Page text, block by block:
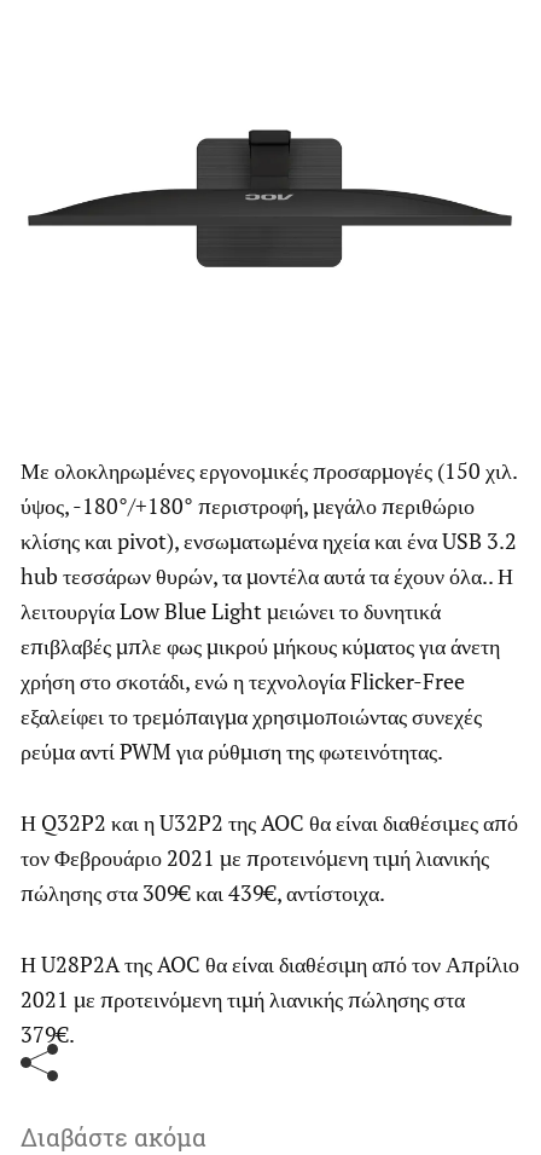
Με ολοκληρωμένες εργονομικές προσαρμογές (150 χιλ.
ύψος, -180°/+180° περιστροφή, μεγάλο περιθώριο
κλίσης και pivot), ενσωματωμένα ηχεία και ένα USB 3.2
hub τεσσάρων θυρών, τα μοντέλα αυτά τα έχουν όλα.. Η
λειτουργία Low Blue Light μειώνει το δυνητικά
επιβλαβές μπλε φως μικρού μήκους κύματος για άνετη
χρήση στο σκοτάδι, ενώ η τεχνολογία Flicker-Free
εξαλείφει το τρεμόπαιγμα χρησιμοποιώντας συνεχές
ρεύμα αντί PWM για ρύθμιση της φωτεινότητας.
Η Q32P2 και η U32P2 της AOC θα είναι διαθέσιμες από
τον Φεβρουάριο 2021 με προτεινόμενη τιμή λιανικής
πώλησης στα 309€ και 439€, αντίστοιχα.
Η U28P2A της AOC θα είναι διαθέσιμη από τον Απρίλιο
2021 με προτεινόμενη τιμή λιανικής πώλησης στα
379€.
Διαβάστε ακόμα